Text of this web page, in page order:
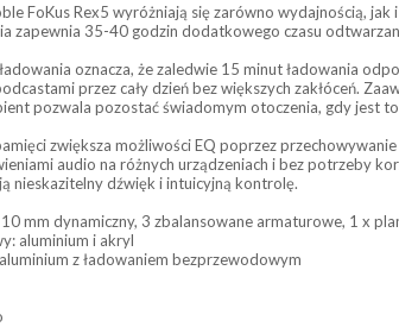
FoKus Rex5 wyróżniają się zarówno wydajnością,
zapewnia 35-40 godzin dodatkowego czasu
oznacza, że zaledwie 15 minut ładowania
przez cały dzień bez większych zakłóceń.
pozwala pozostać świadomym otoczenia, gdy jest
zwiększa możliwości EQ poprzez
audio na różnych urządzeniach i bez potrzeby
nieskazitelny dźwięk i intuicyjną kontrolę.
mm dynamiczny, 3 zbalansowane armaturowe, 1 x
aluminium i akryl
z ładowaniem bezprzewodowym